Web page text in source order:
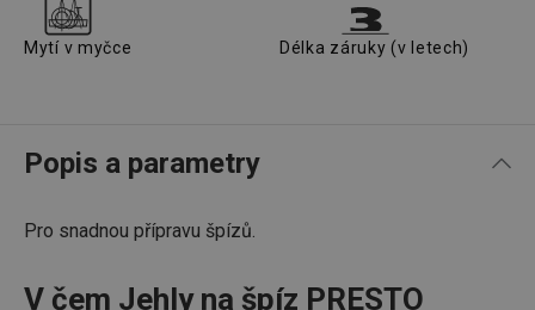
Mytí v myčce Délka záruky (v letech)
Popis a parametry
Pro snadnou přípravu špízů.
V čem Jehly na špíz PRESTO